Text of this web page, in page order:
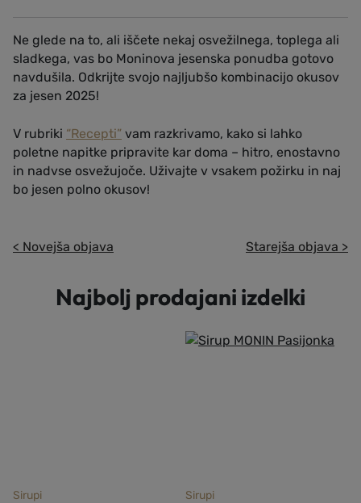
Ne glede na to, ali iščete nekaj osvežilnega, toplega ali
sladkega, vas bo Moninova jesenska ponudba gotovo
navdušila. Odkrijte svojo najljubšo kombinacijo okusov
za jesen 2025!
V rubriki “Recepti” vam razkrivamo, kako si lahko
poletne napitke pripravite kar doma – hitro, enostavno
in nadvse osvežujoče. Uživajte v vsakem požirku in naj
bo jesen polno okusov!
< Novejša objava Starejša objava >
Najbolj prodajani izdelki
Sirupi Sirupi